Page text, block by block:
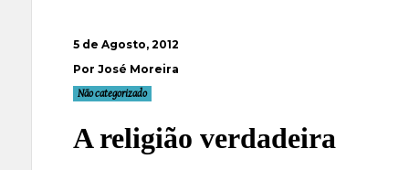
5 de Agosto, 2012
Por José Moreira
Não categorizado
A religião verdadeira